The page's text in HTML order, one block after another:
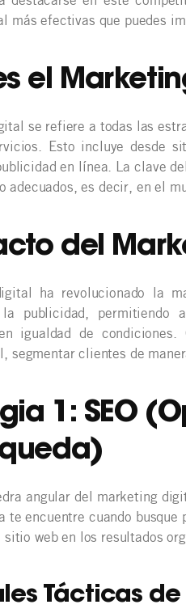
más efectivas que puedes
el
se refiere a todas las
Esto incluye desde
en línea. La clave
adecuados, es decir, en el
del
ha revolucionado la
la publicidad, permitiendo
igualdad de
segmentar clientes de
1: SEO
angular del marketing
te encuentre cuando busque
web en los resultados
Tácticas de